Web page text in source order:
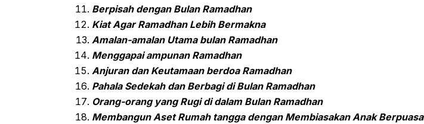
Berpisah dengan Bulan Ramadhan
Kiat Agar Ramadhan Lebih Bermakna
Amalan-amalan Utama bulan Ramadhan
Menggapai ampunan Ramadhan
Anjuran dan Keutamaan berdoa Ramadhan
Pahala Sedekah dan Berbagi di Bulan Ramadhan
Orang-orang yang Rugi di dalam Bulan Ramadhan
Membangun Aset Rumah tangga dengan Membiasakan Anak Berpuasa